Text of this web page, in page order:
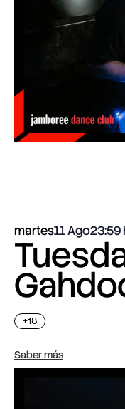
martes11 Ago23:59
+18
Saber más